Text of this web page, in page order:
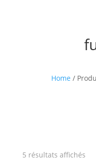
Home /
5 résultats affichés